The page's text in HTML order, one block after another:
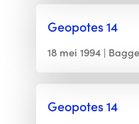
Geopotes 14
18 mei 1994
Geopotes 14